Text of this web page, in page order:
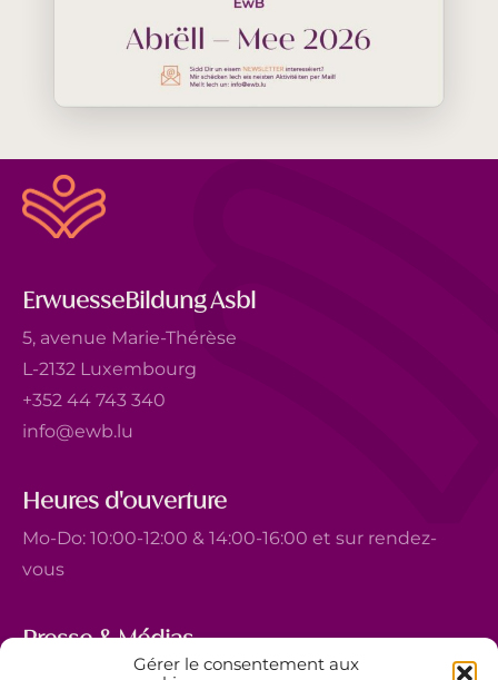
Gérer le consentement aux
ErwuesseBildung Asbl
5, avenue Marie-Thérèse
L-2132 Luxembourg
+352 44 743 340
info@ewb.lu
Heures d'ouverture
Mo-Do: 10:00-12:00 & 14:00-16:00 et sur rendez-
vous
Presse & Médias